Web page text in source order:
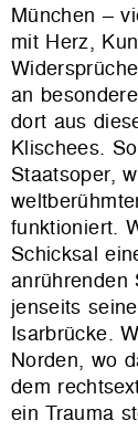
München –
mit Herz,
an
dort aus
Klischees.
Staatsoper,
funktioniert.
Schicksal
anrührenden
jenseits
Isarbrücke.
Norden, wo
dem
ein Trauma